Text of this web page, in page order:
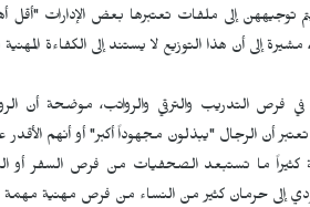
إلى ملفات تعتبرها بعض الإدارات "أقل
مشيرة إلى أن هذا التوزيع لا يستند إلى الكفاءة
التدريب والترقي والرواتب، موضحة أن
أن الرجال "يبذلون مجهوداً أكبر" أو أنهم
كثيراً ما تستبعد الصحفيات من فرص السفر أو
إلى حرمان كثير من النساء من فرص مهنية مهمة